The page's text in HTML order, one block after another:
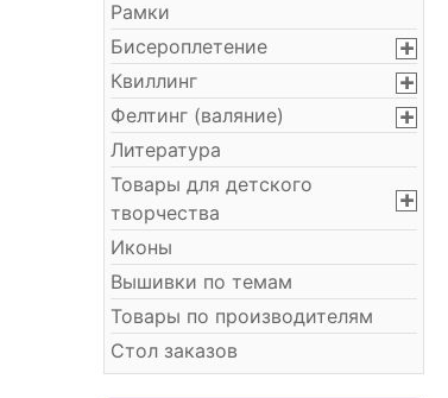
Рамки
Бисероплетение
Квиллинг
Фелтинг (валяние)
Литература
Товары для детского
творчества
Иконы
Вышивки по темам
Товары по производителям
Стол заказов